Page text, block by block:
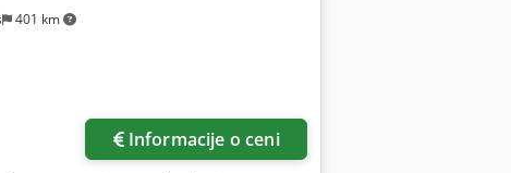
401 km
Informacije o ceni